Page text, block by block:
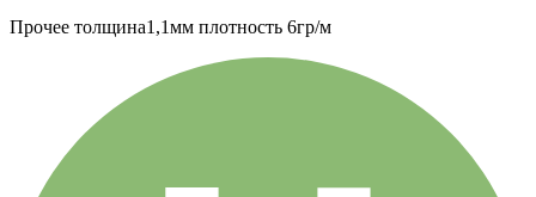
Прочее толщина1,1мм плотность 6гр/м